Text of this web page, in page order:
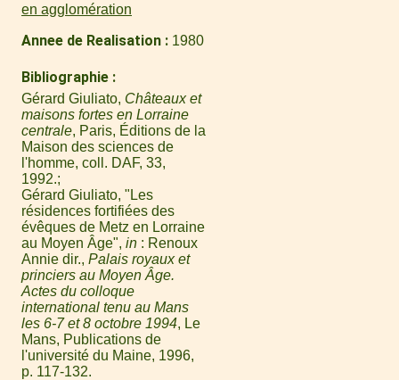
en agglomération
Annee de Realisation 1980
Bibliographie
Gérard Giuliato, Châteaux et
maisons fortes en Lorraine
centrale, Paris, Éditions de la
Maison des sciences de
l'homme, coll. DAF, 33,
1992.
Gérard Giuliato, "Les
résidences fortifiées des
évêques de Metz en Lorraine
au Moyen Âge", in : Renoux
Annie dir., Palais royaux et
princiers au Moyen Âge.
Actes du colloque
international tenu au Mans
les 6-7 et 8 octobre 1994, Le
Mans, Publications de
l'université du Maine, 1996,
p. 117-132.